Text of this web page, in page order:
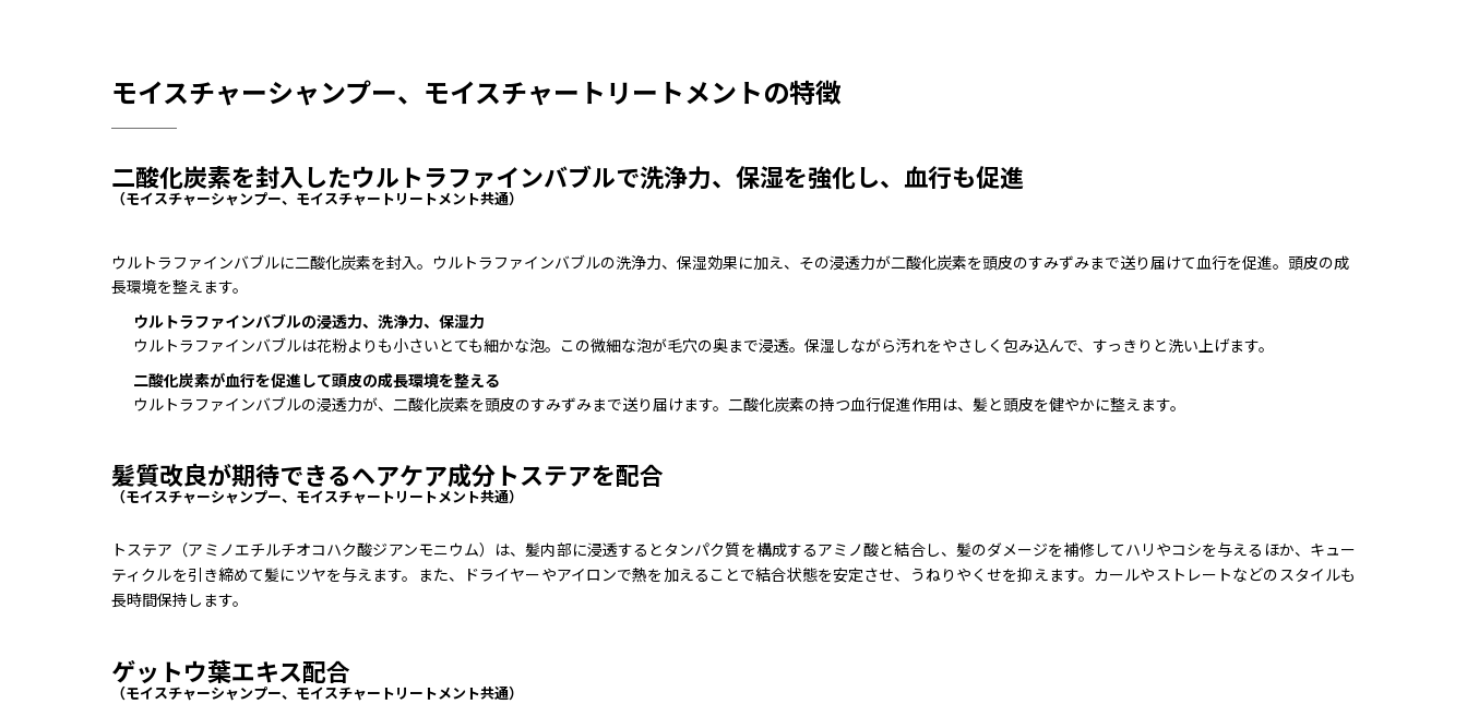
モイスチャーシャンプー、モイスチャートリートメントの特徴
二酸化炭素を封入したウルトラファインバブルで洗浄力、保湿を強化し、血行も促進
（モイスチャーシャンプー、モイスチャートリートメント共通）
ウルトラファインバブルに二酸化炭素を封入。ウルトラファインバブルの洗浄力、保湿効果に加え、その浸透力が二酸化炭素を頭皮のすみずみまで送り届けて血行を促進。頭皮の成
長環境を整えます。
ウルトラファインバブルの浸透力、洗浄力、保湿力
ウルトラファインバブルは花粉よりも小さいとても細かな泡。この微細な泡が毛穴の奥まで浸透。保湿しながら汚れをやさしく包み込んで、すっきりと洗い上げます。
二酸化炭素が血行を促進して頭皮の成長環境を整える
ウルトラファインバブルの浸透力が、二酸化炭素を頭皮のすみずみまで送り届けます。二酸化炭素の持つ血行促進作用は、髪と頭皮を健やかに整えます。
髪質改良が期待できるヘアケア成分トステアを配合
（モイスチャーシャンプー、モイスチャートリートメント共通）
トステア（アミノエチルチオコハク酸ジアンモニウム）は、髪内部に浸透するとタンパク質を構成するアミノ酸と結合し、髪のダメージを補修してハリやコシを与えるほか、キュー
ティクルを引き締めて髪にツヤを与えます。また、ドライヤーやアイロンで熱を加えることで結合状態を安定させ、うねりやくせを抑えます。カールやストレートなどのスタイルも
長時間保持します。
ゲットウ葉エキス配合
（モイスチャーシャンプー、モイスチャートリートメント共通）